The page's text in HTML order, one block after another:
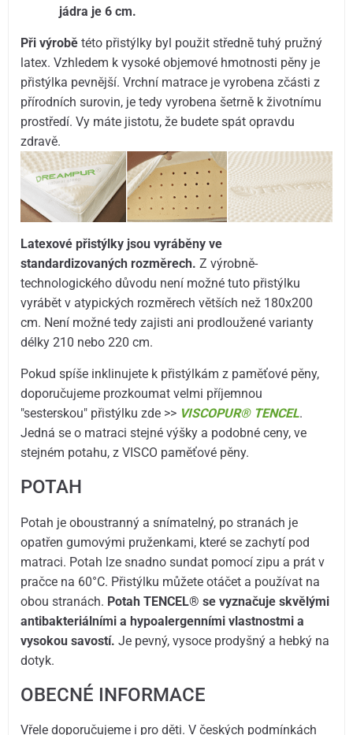
jádra je 6 cm.
Při výrobě této přistýlky byl použit středně tuhý pružný
latex. Vzhledem k vysoké objemové hmotnosti pěny je
přistýlka pevnější. Vrchní matrace je vyrobena zčásti z
přírodních surovin, je tedy vyrobena šetrně k životnímu
prostředí. Vy máte jistotu, že budete spát opravdu
zdravě.
Latexové přistýlky jsou vyráběny ve
standardizovaných rozměrech. Z výrobně-
technologického důvodu není možné tuto přistýlku
vyrábět v atypických rozměrech větších než 180x200
cm. Není možné tedy zajisti ani prodloužené varianty
délky 210 nebo 220 cm.
Pokud spíše inklinujete k přistýlkám z paměťové pěny,
doporučujeme prozkoumat velmi příjemnou
"sesterskou" přistýlku zde >> VISCOPUR® TENCEL.
Jedná se o matraci stejné výšky a podobné ceny, ve
stejném potahu, z VISCO paměťové pěny.
POTAH
Potah je oboustranný a snímatelný, po stranách je
opatřen gumovými pruženkami, které se zachytí pod
matraci. Potah lze snadno sundat pomocí zipu a prát v
pračce na 60°C. Přistýlku můžete otáčet a používat na
obou stranách. Potah TENCEL® se vyznačuje skvělými
antibakteriálními a hypoalergenními vlastnostmi a
vysokou savostí.Je pevný, vysoce prodyšný a hebký na
dotyk.
OBECNÉ INFORMACE
Vřele doporučujeme i pro děti. V českých podmínkách